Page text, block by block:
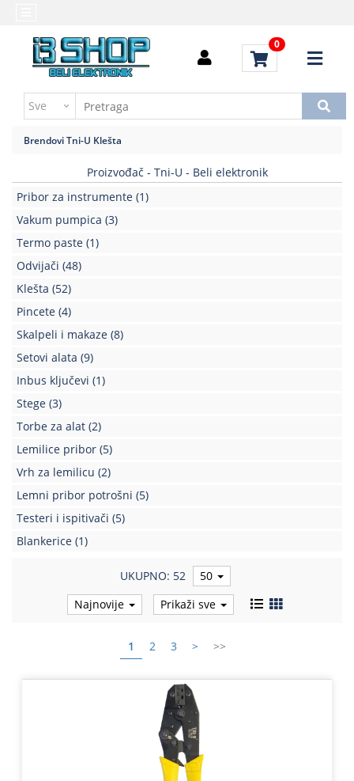
0
Baterija,punjač
Elektromehaničke
komponente
Elektronske
komponente
aktivne
Elektronske
komponente
pasivne
Kablovi
priključci
tehnika
Poslovna
oprema,računari
Strujni
Brendovi
Uputstvo
kupovinu
slanja
BrendoviTni-U Klešta
Proizvođač - Tni-U - Beli elektronik
Pribor za instrumente (1)
Vakum pumpica (3)
Termo paste (1)
Odvijači (48)
Klešta (52)
Pincete (4)
Skalpeli i makaze (8)
Setovi alata (9)
Inbus ključevi (1)
Stege (3)
Torbe za alat (2)
Lemilice pribor (5)
Vrh za lemilicu (2)
Lemni pribor potrošni (5)
Testeri i ispitivači (5)
Blankerice (1)
UKUPNO: 52
50
Najnovije
Prikaži sve
1 2 3 > >>